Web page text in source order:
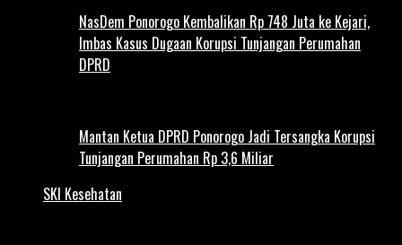
NasDem Ponorogo Kembalikan Rp 748 Juta ke Kejari,
Imbas Kasus Dugaan Korupsi Tunjangan Perumahan
DPRD
Mantan Ketua DPRD Ponorogo Jadi Tersangka Korupsi
Tunjangan Perumahan Rp 3,6 Miliar
SKI Kesehatan